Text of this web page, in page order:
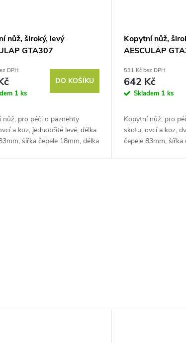
nůž, široký, levý
GTA307
DPH
1 ks
DO KOŠÍKU
nůž, pro péči o paznehty
a koz, jednobřité levé, délka
šířka čepele 18mm, délka
Kopytní nůž,
AESCULAP
531 Kč bez DPH
642 Kč
Skladem 1 ks
Kopytní nůž, pro
skotu, ovcí a koz,
čepele 83mm, šířka